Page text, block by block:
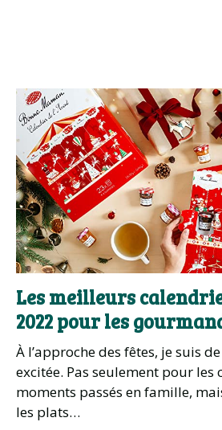
Les meilleurs
2022 pour les
À l’approche des fêtes, je suis
excitée. Pas seulement pour les
moments passés en famille,
les plats…